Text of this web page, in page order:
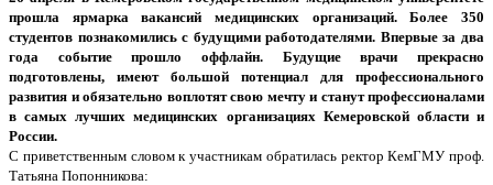
прошла ярмарка вакансий медицинских организаций. Более 350
студентов познакомились с будущими работодателями. Впервые за два
года событие прошло оффлайн. Будущие врачи прекрасно
подготовлены, имеют большой потенциал для профессионального
развития и обязательно воплотят свою мечту и станут профессионалами
в самых лучших медицинских организациях Кемеровской области и
России.
С приветственным словом к участникам обратилась ректор КемГМУ проф.
Татьяна Попонникова: